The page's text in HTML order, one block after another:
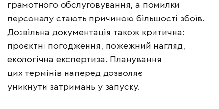
грамотного обслуговування, а помилки
персоналу стають причиною більшості збоїв.
Дозвільна документація також критична:
проєктні погодження, пожежний нагляд,
екологічна експертиза. Планування
цих термінів наперед дозволяє
уникнути затримань у запуску.